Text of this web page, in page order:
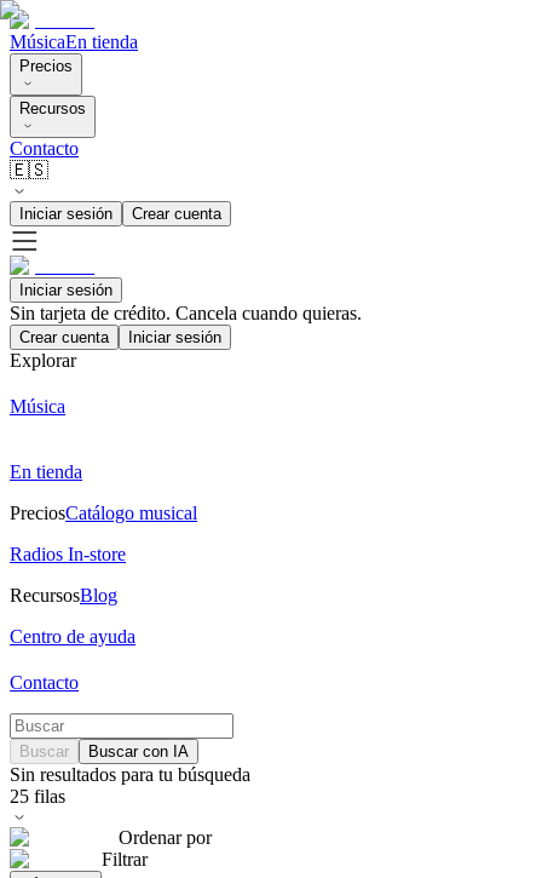
MúsicaEn tienda
Precios
Recursos
Contacto
🇪🇸
Iniciar sesión Crear cuenta
Iniciar sesión
Sin tarjeta de crédito. Cancela cuando quieras.
Crear cuenta Iniciar sesión
Explorar
Música
En tienda
PreciosCatálogo musical
Radios In-store
RecursosBlog
Centro de ayuda
Contacto
Buscar Buscar con IA
Sin resultados para tu búsqueda
25 filas
Ordenar por
Filtrar